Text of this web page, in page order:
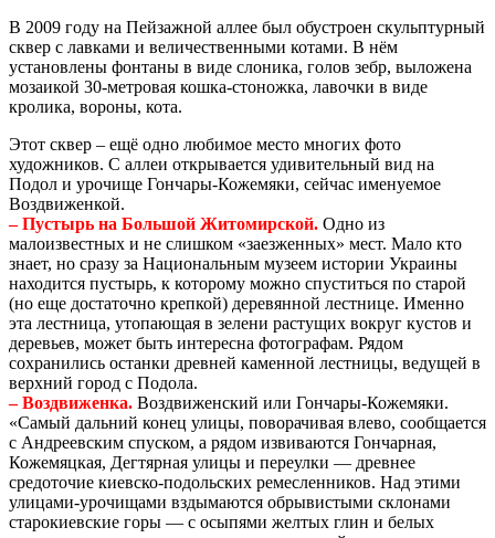
В 2009 году на Пейзажной аллее был обустроен скульптурный
сквер с лавками и величественными котами. В нём
установлены фонтаны в виде слоника, голов зебр, выложена
мозаикой 30-метровая кошка-стоножка, лавочки в виде
кролика, вороны, кота.
Этот сквер – ещё одно любимое место многих фото
художников. С аллеи открывается удивительный вид на
Подол и урочище Гончары-Кожемяки, сейчас именуемое
Воздвиженкой.
– Пустырь на Большой Житомирской. Одно из
малоизвестных и не слишком «заезженных» мест. Мало кто
знает, но сразу за Национальным музеем истории Украины
находится пустырь, к которому можно спуститься по старой
(но еще достаточно крепкой) деревянной лестнице. Именно
эта лестница, утопающая в зелени растущих вокруг кустов и
деревьев, может быть интересна фотографам. Рядом
сохранились останки древней каменной лестницы, ведущей в
верхний город с Подола.
– Воздвиженка. Воздвиженский или Гончары-Кожемяки.
«Самый дальний конец улицы, поворачивая влево, сообщается
с Андреевским спуском, а рядом извиваются Гончарная,
Кожемяцкая, Дегтярная улицы и переулки — древнее
средоточие киевско-подольских ремесленников. Над этими
улицами-урочищами вздымаются обрывистыми склонами
старокиевские горы — с осыпями желтых глин и белых